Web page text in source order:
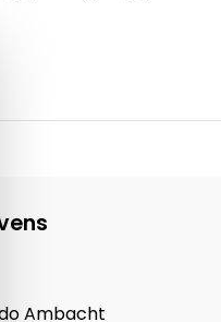
Ido Ambacht